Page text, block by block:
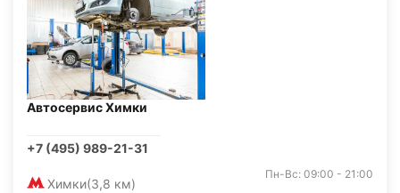
Автосервис Химки
+7 (495) 989-21-31
Химки(3,8 км)
Пн-Вс: 09:00 - 21:00